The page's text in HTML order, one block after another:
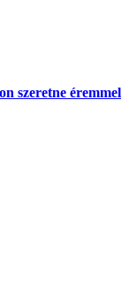
szeretne éremmel